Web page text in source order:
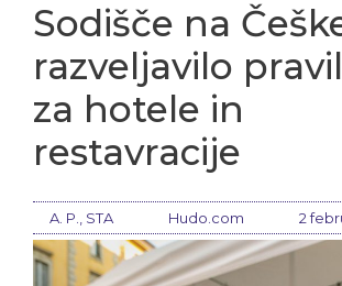
Sodišče na
razveljavilo
za hotele in
restavracije
A. P., STA Hudo.com 2